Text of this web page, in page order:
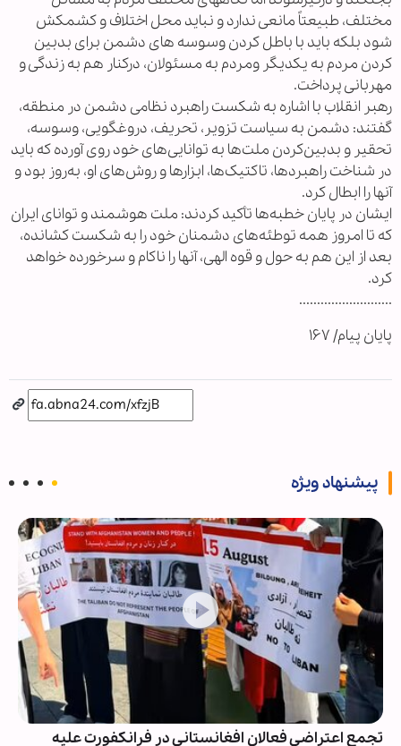
مختلف، طبیعتاً مانعی ندارد و نباید محل اختلاف و کشمکش
شود بلکه باید با باطل کردن وسوسه های دشمن برای بدبین
کردن مردم به یکدیگر ومردم به مسئولان، درکنار هم به زندگی و
مهربانی پرداخت.
رهبر انقلاب با اشاره به شکست راهبرد نظامی دشمن در منطقه،
گفتند: دشمن به سیاست تزویر، تحریف، دروغ‎گویی، وسوسه،
تحقیر و بدبین‌کردن ملت‌ها به توانایی‌های خود روی آورده که باید
در شناخت راهبردها، تاکتیک‌ها، ابزارها و روش‌های او، به‌روز بود و
آنها را ابطال کرد.
ایشان در پایان خطبه‌ها تأکید کردند: ملت هوشمند و توانای ایران
که تا امروز همه توطئه‌های دشمنان خود را به شکست کشانده،
بعد از این هم به حول و قوه الهی، آنها را ناکام و سرخورده خواهد
کرد.
..........................
پایان پیام/ ۱۶۷
پیشنهاد ویژه
تجمع اعتراضی فعالان افغانستانی در فرانکفورت علیه